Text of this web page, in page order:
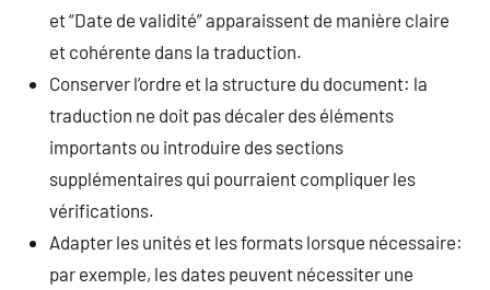
et “Date de validité” apparaissent de manière claire
et cohérente dans la traduction.
Conserver l’ordre et la structure du document: la
traduction ne doit pas décaler des éléments
importants ou introduire des sections
supplémentaires qui pourraient compliquer les
vérifications.
Adapter les unités et les formats lorsque nécessaire:
par exemple, les dates peuvent nécessiter une